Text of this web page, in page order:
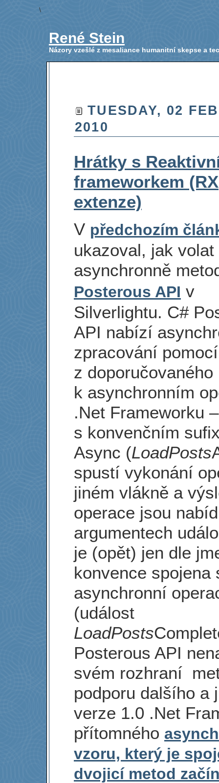
\
René Stein
Názory vzešlé z mesaliance humanitní skepse a
TUESDAY, 02
2010
Hrátky s
frameworkem (RX
extenze)
V předchozím
ukazoval, jak volat
asynchronně
Posterous API v
Silverlightu. C#
API nabízí
zpracování
z
k asynchronním
.Net Frameworku
s konvenčním
Async (LoadPosts
spustí vykonání
jiném vlákně a
operace jsou
argumentech
je (opět) jen dle
konvence spojena
asynchronní
(událost
LoadPosts
Posterous API
svém rozhraní
podporu dalšího a
verze 1.0 .Net
přítomného
vzoru, který je
dvojicí metod